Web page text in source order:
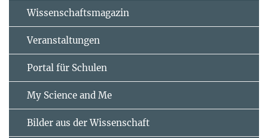
Wissenschaftsmagazin
Veranstaltungen
Portal für Schulen
My Science and Me
Bilder aus der Wissenschaft